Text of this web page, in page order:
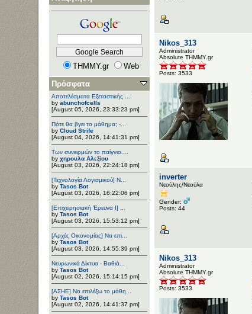
THMMY.gr
Web
Πρόσφατα
Αποτελέσματα Εξεταστικής ...
by abunchofcells
[August 05, 2026, 23:33:23 pm]
Πότε θα βγει το μάθημα; -...
by Cloud Strife
[August 04, 2026, 14:41:31 pm]
Των συνειρμών το παίγνιο....
by χηρουλα Αλεξίου
[August 03, 2026, 22:24:18 pm]
[Τεχνολογία Λογισμικού] Ν...
by Tasos Bot
[August 03, 2026, 16:22:06 pm]
[Επιχειρησιακή Έρευνα Ι] ...
by Tasos Bot
[August 03, 2026, 15:53:12 pm]
[Αρχές Οικονομίας] Να επι...
by Tasos Bot
[August 03, 2026, 14:55:39 pm]
Νευρωνικά Δίκτυα - Βαθιά...
by Tasos Bot
[August 02, 2026, 15:14:15 pm]
[ΑΣΗΕ] Να επιλέξω το μάθη...
by Tasos Bot
[August 02, 2026, 14:41:37 pm]
Nikos_313
Administrator
Αbsolute ΤΗΜΜΥ.gr
Posts: 3533
inverter
Νεούλης/Νεούλα
Gender:
Posts: 44
Nikos_313
Administrator
Αbsolute ΤΗΜΜΥ.gr
Posts: 3533